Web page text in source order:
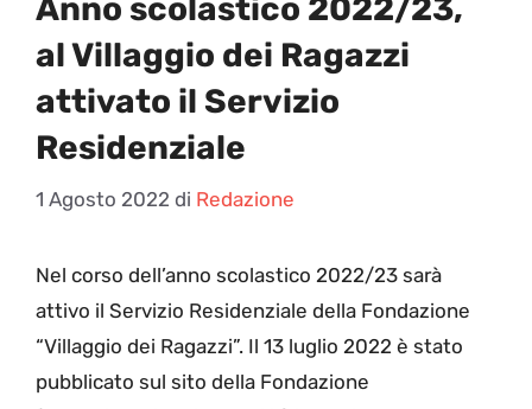
Anno scolastico 2022/23,
al Villaggio dei Ragazzi
attivato il Servizio
Residenziale
1 Agosto 2022 di Redazione
Nel corso dell’anno scolastico 2022/23 sarà
attivo il Servizio Residenziale della Fondazione
“Villaggio dei Ragazzi”. Il 13 luglio 2022 è stato
pubblicato sul sito della Fondazione